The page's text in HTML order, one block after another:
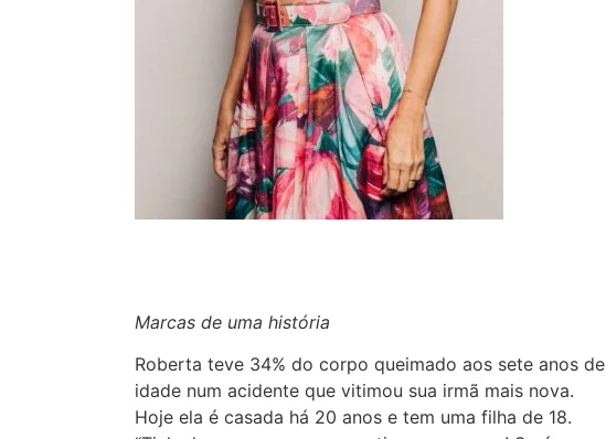
Marcas de uma história
Roberta teve 34% do corpo queimado aos sete anos de
idade num acidente que vitimou sua irmã mais nova.
Hoje ela é casada há 20 anos e tem uma filha de 18.